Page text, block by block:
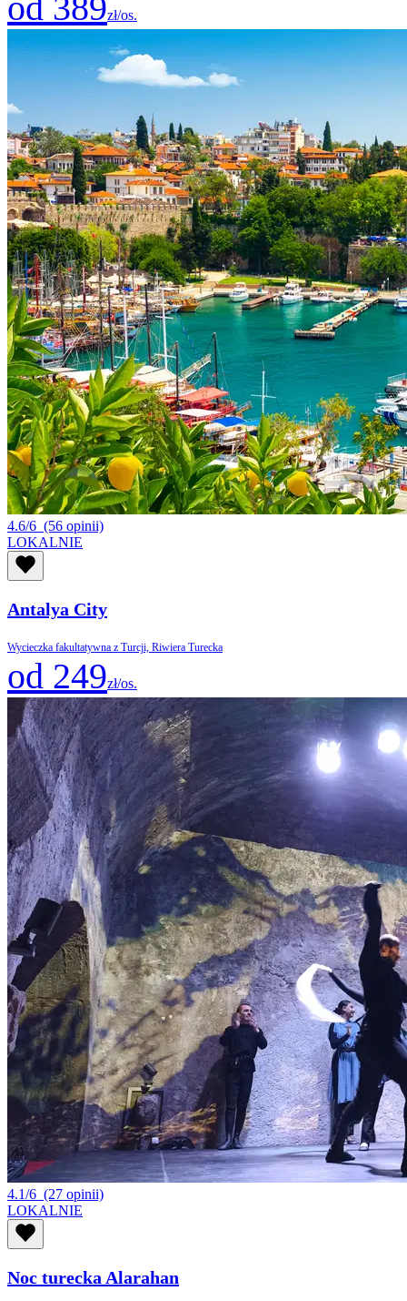
zł/os.
4.6/6 (56 opinii)
LOKALNIE
Antalya City
Wycieczka fakultatywna z Turcji, Riwiera Turecka
od 249zł/os.
4.1/6 (27 opinii)
LOKALNIE
Noc turecka Alarahan